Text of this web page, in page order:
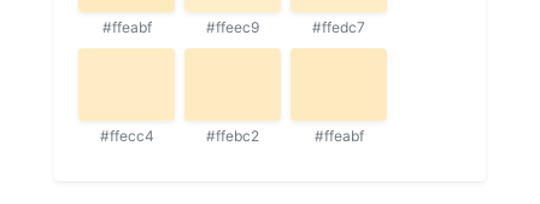
#ffeabf #ffeec9 #ffedc7
#ffecc4 #ffebc2 #ffeabf